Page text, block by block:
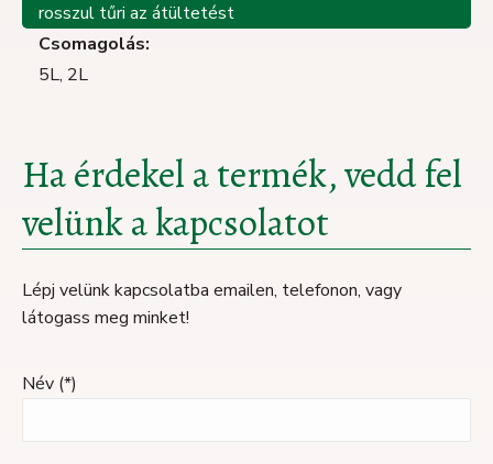
rosszul tűri az átültetést
Csomagolás:
5L, 2L
Ha érdekel a termék, vedd fel
velünk a kapcsolatot
Lépj velünk kapcsolatba emailen, telefonon, vagy
látogass meg minket!
Név (*)